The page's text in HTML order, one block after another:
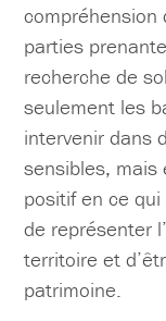
compréhension
parties
recherche de
seulement les
intervenir dans
sensibles, mais
positif en ce
de représenter
territoire et
patrimoine.